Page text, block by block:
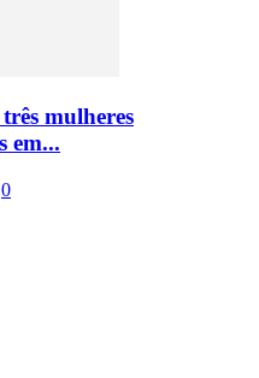
mulheres
em...
0